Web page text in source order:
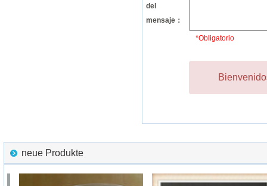
del
mensaje：
*Obligatorio
neue Produkte